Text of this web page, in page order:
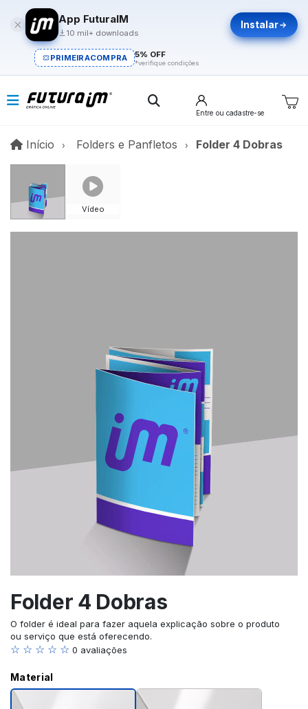
App FuturaIM
10 mil+ downloads
Instalar
PRIMEIRACOMPRA 5% OFF
*verifique condições
Entre ou cadastre-se
Início InícioFolders e Panfletos Folder 4 Dobras
Vídeo
Folder 4 Dobras
O folder é ideal para fazer aquela explicação sobre o produto
ou serviço que está oferecendo.
☆ ☆ ☆ ☆ ☆ 0 avaliações
Material